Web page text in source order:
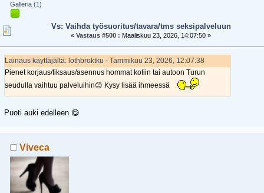
Galleria (1)
Vs: Vaihda työsuoritus/tavara/tms seksipalveluun
«Vastaus #500 : Maaliskuu 23, 2026, 14:07:50 »
Lainaus käyttäjältä: lothbroktku - Tammikuu 23, 2026, 12:07:38
Pienet korjaus/fiksaus/asennus hommat kotiin tai autoon Turun
seudulla vaihtuu palveluihin😊 Kysy lisää ihmeessä
Puoti auki edelleen 😋
Viveca